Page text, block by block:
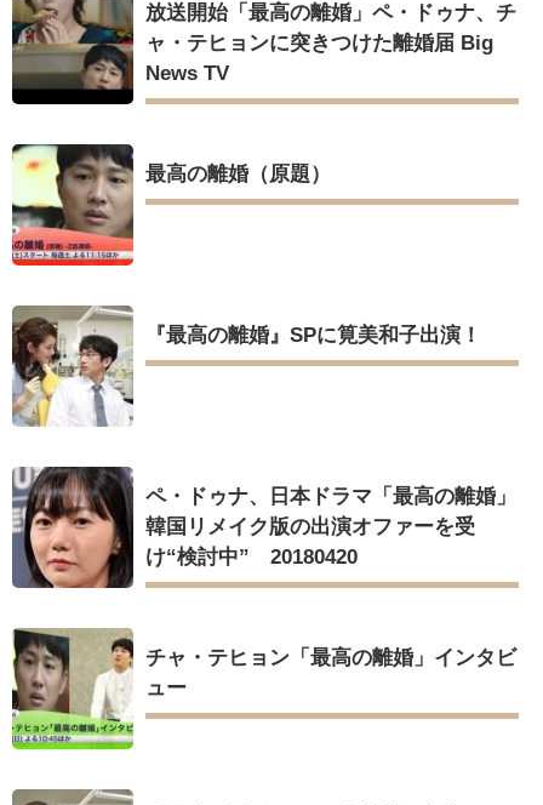
放送開始「最高の離婚」ペ・ドゥナ、チ
ャ・テヒョンに突きつけた離婚届 Big
News TV
最高の離婚（原題）
『最高の離婚』SPに筧美和子出演！
ペ・ドゥナ、日本ドラマ「最高の離婚」
韓国リメイク版の出演オファーを受
け“検討中” 20180420
チャ・テヒョン「最高の離婚」インタビ
ュー